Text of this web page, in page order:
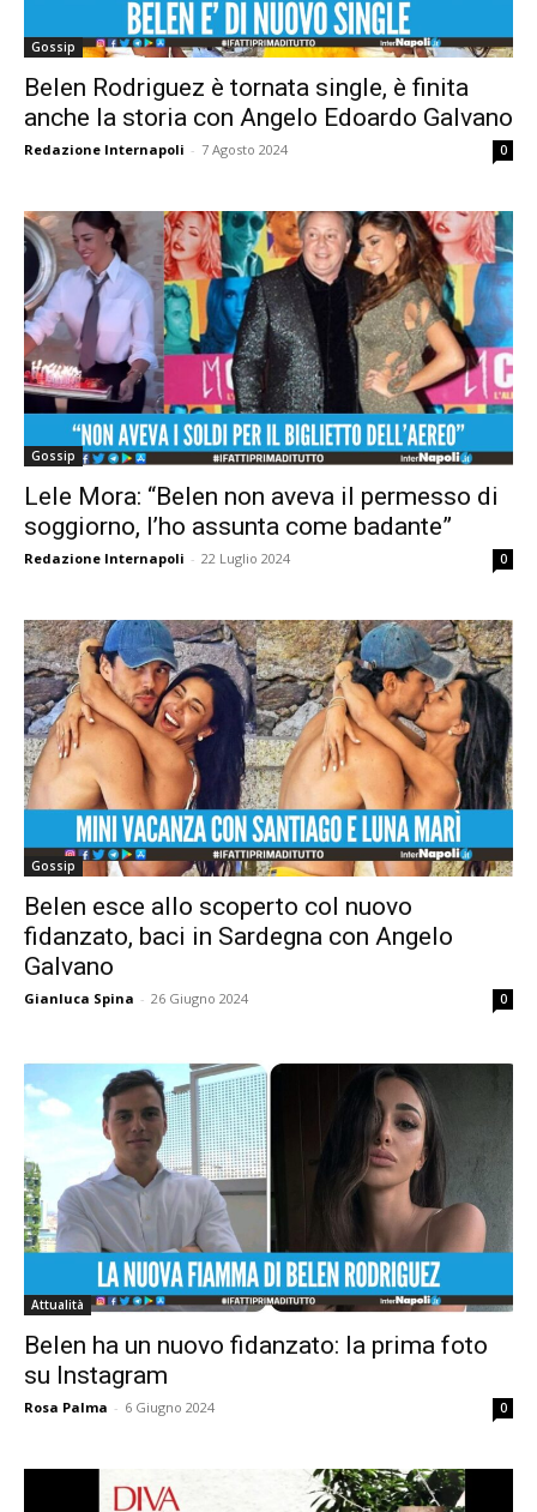
Gossip
Belen Rodriguez è tornata single, è finita
anche la storia con Angelo Edoardo Galvano
Redazione Internapoli - 7 Agosto 2024 0
Gossip
Lele Mora: “Belen non aveva il permesso di
soggiorno, l’ho assunta come badante”
Redazione Internapoli - 22 Luglio 2024 0
Gossip
Belen esce allo scoperto col nuovo
fidanzato, baci in Sardegna con Angelo
Galvano
Gianluca Spina - 26 Giugno 2024 0
Attualità
Belen ha un nuovo fidanzato: la prima foto
su Instagram
Rosa Palma - 6 Giugno 2024 0